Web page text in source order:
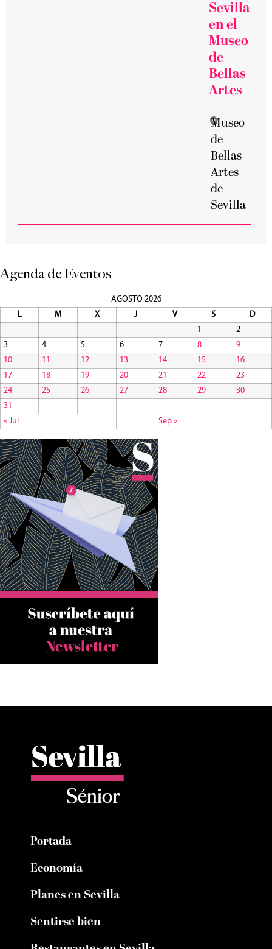
Sevilla
en el
Museo
de
Bellas
Artes
Museo
de
Bellas
Artes
de
Sevilla
Agenda de Eventos
AGOSTO 2026
L
M X J V S
D
1
2
3
4 5 6 7 8
9
10
11 12 13 14 15
16
17
18 19 20 21 22
23
24
25 26 27 28 29
30
31
« Jul
Sep »
Portada
Economía
Planes en Sevilla
Sentirse bien